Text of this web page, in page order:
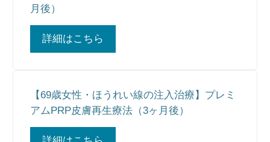
月後）
詳細はこちら
【69歳女性・ほうれい線の注入治療】プレミ
アムPRP皮膚再生療法（3ヶ月後）